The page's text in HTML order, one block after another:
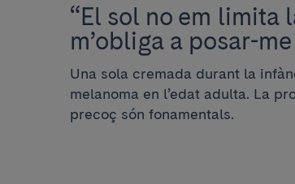
“El sol no em limita
m’obliga a posar-
Una sola cremada durant la
melanoma en l’edat adulta. La
precoç són fonamentals.